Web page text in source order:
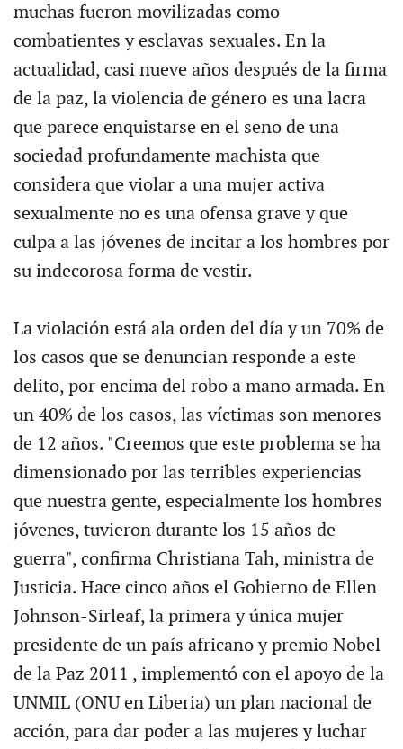
muchas fueron movilizadas como
combatientes y esclavas sexuales. En la
actualidad, casi nueve años después de la firma
de la paz, la violencia de género es una lacra
que parece enquistarse en el seno de una
sociedad profundamente machista que
considera que violar a una mujer activa
sexualmente no es una ofensa grave y que
culpa a las jóvenes de incitar a los hombres por
su indecorosa forma de vestir.
La violación está ala orden del día y un 70% de
los casos que se denuncian responde a este
delito, por encima del robo a mano armada. En
un 40% de los casos, las víctimas son menores
de 12 años. "Creemos que este problema se ha
dimensionado por las terribles experiencias
que nuestra gente, especialmente los hombres
jóvenes, tuvieron durante los 15 años de
guerra", confirma Christiana Tah, ministra de
Justicia. Hace cinco años el Gobierno de Ellen
Johnson-Sirleaf, la primera y única mujer
presidente de un país africano y premio Nobel
de la Paz 2011 , implementó con el apoyo de la
UNMIL (ONU en Liberia) un plan nacional de
acción, para dar poder a las mujeres y luchar